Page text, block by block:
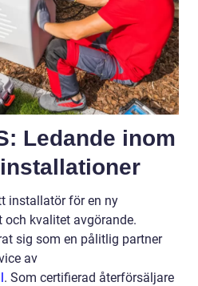
Ledande inom
installatör för en ny
och kvalitet avgörande.
sig som en pålitlig partner
av
. Som certifierad återförsäljare